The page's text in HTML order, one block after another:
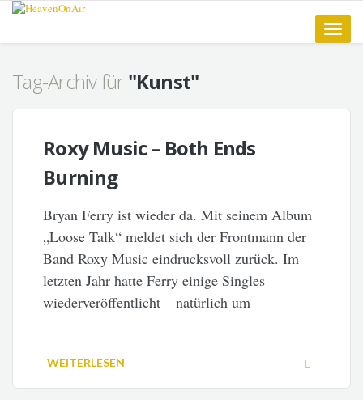
Toggle
Tag-Archiv für"Kunst"
Roxy Music – Both Ends
Burning
Bryan Ferry ist wieder da. Mit seinem Album
„Loose Talk“ meldet sich der Frontmann der
Band Roxy Music eindrucksvoll zurück. Im
letzten Jahr hatte Ferry einige Singles
wiederveröffentlicht – natürlich um
WEITERLESEN